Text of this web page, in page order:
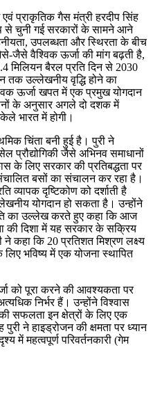
प्राकृतिक गैस मंत्री हरदीप सिंह
से चुनी गई सरकारों के सामने आने
उपलब्धता और स्थिरता के बीच
जैसे वैश्विक ऊर्जा की मांग बढ़ती है,
मिलियन बैरल प्रति दिन से 2030
तक उल्लेखनीय वृद्धि होने का
ऊर्जा खपत में एक प्रमुख योगदान
के अनुसार अगले दो दशक में
भारत में होगी।
चिंता बनी हुई है। पुरी ने
प्रौद्योगिकी जैसे अभिनव समाधानों
लिए सरकार की प्रतिबद्धता पर
बसों का संचालन कर रहा है।
व्यापक दृष्टिकोण को दर्शाती है
योगदान हो सकता है। उन्होंने
का उल्लेख करते हुए कहा कि आज
की दिशा में यह सरकार के सक्रिय
ने कहा कि 20 प्रतिशत मिश्रण लक्ष्य
भविष्य में एक योजना स्थापित
को पूरा करने की आवश्यकता पर
निर्भर हैं। उन्होंने विश्वास
सफलता इन क्षेत्रों के लिए एक
ने हाइड्रोजन की क्षमता पर ध्यान
में महत्वपूर्ण परिवर्तनकारी (गेम